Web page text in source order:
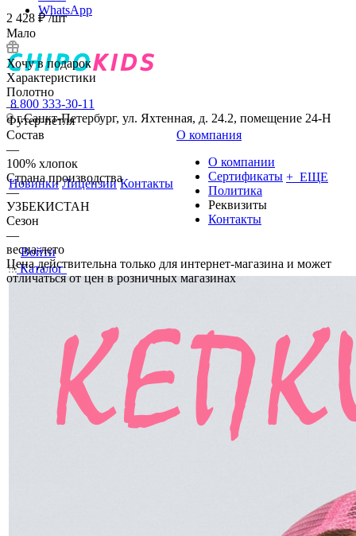
WhatsApp
8 800 333-30-11
г.Санкт-Петербург, ул. Яхтенная, д. 24.2, помещение 24-Н
Новинки Лицензии Контакты
О компания
О компании
Сертификаты
Политика
Реквизиты
Контакты
+ ЕЩЕ
Войти
Каталог
2 428 ₽ /шт
Мало
Хочу в подарок
Характеристики
Полотно
—
Футер-петля
Состав
—
100% хлопок
Страна производства
—
УЗБЕКИСТАН
Сезон
—
весна-лето
Цена действительна только для интернет-магазина и может
отличаться от цен в розничных магазинах